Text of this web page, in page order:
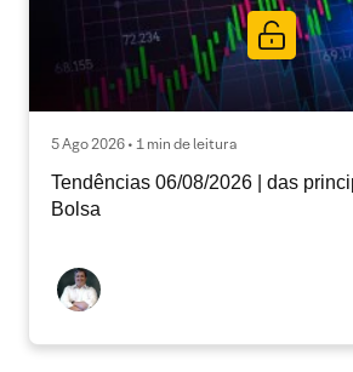
5 Ago 2026 • 1 min de leitura
Tendências 06/08/2026 | das
Bolsa